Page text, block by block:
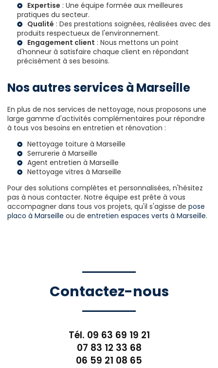
Expertise : Une équipe formée aux meilleures
pratiques du secteur.
Qualité : Des prestations soignées, réalisées avec des
produits respectueux de l'environnement.
Engagement client : Nous mettons un point
d'honneur à satisfaire chaque client en répondant
précisément à ses besoins.
Nos autres services à Marseille
En plus de nos services de nettoyage, nous proposons une
large gamme d'activités complémentaires pour répondre
à tous vos besoins en entretien et rénovation :
Nettoyage toiture à Marseille
Serrurerie à Marseille
Agent entretien à Marseille
Nettoyage vitres à Marseille
Pour des solutions complètes et personnalisées, n'hésitez
pas à nous contacter. Notre équipe est prête à vous
accompagner dans tous vos projets, qu'il s'agisse de pose
placo à Marseille ou de entretien espaces verts à Marseille.
Contactez-nous
Tél. 09 63 69 19 21
07 83 12 33 68
06 59 21 08 65